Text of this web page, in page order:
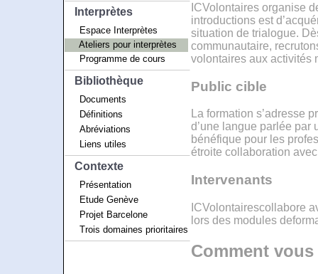
Interprètes
Espace Interprètes
Ateliers pour interprètes
Programme de cours
Bibliothèque
Documents
Définitions
Abréviations
Liens utiles
Contexte
Présentation
Etude Genève
Projet Barcelone
Trois domaines prioritaires
ICVolontaires organise
introductions est
situation de trialogue.
communautaire,
volontaires aux activités
Public cible
La formation s’adresse
d’une langue parlée par
bénéfique pour les
étroite collaboration
Intervenants
ICVolontairescollabore
lors des modules
Comment